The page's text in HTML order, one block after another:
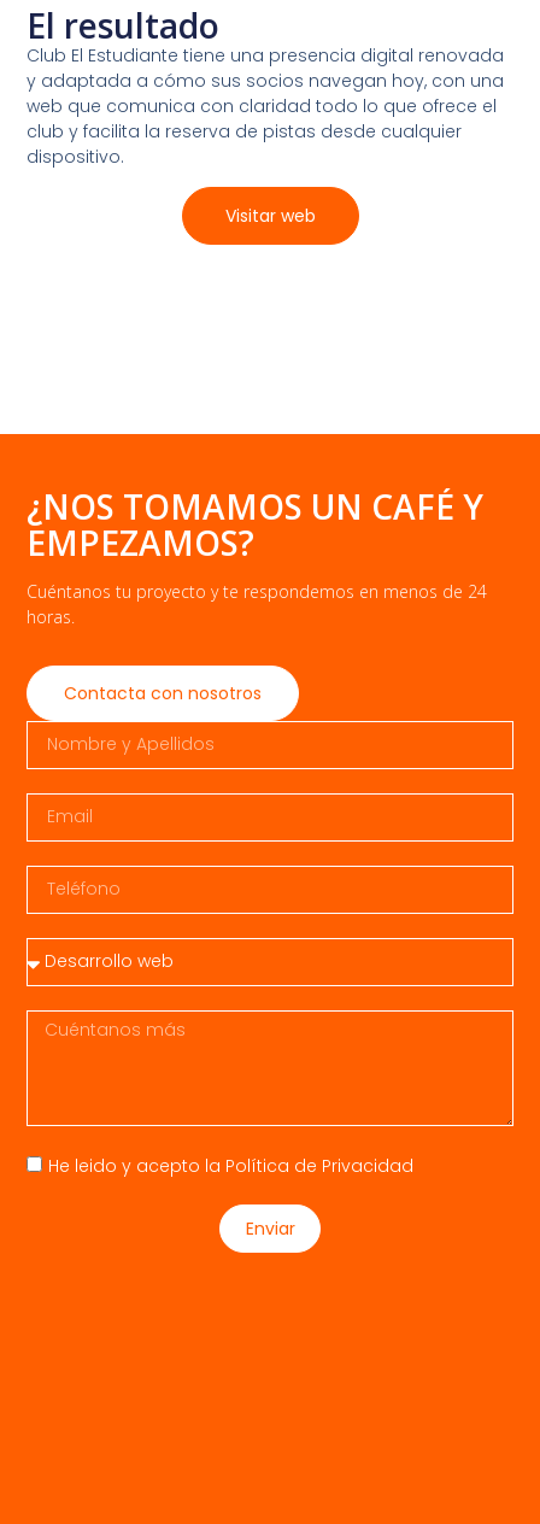
El resultado
Club El Estudiante tiene una presencia digital renovada
y adaptada a cómo sus socios navegan hoy, con una
web que comunica con claridad todo lo que ofrece el
club y facilita la reserva de pistas desde cualquier
dispositivo.
Visitar web
¿NOS TOMAMOS UN CAFÉ Y
EMPEZAMOS?
Cuéntanos tu proyecto y te respondemos en menos de 24
horas.
Contacta con nosotros
He leido y acepto la Política de Privacidad
Enviar